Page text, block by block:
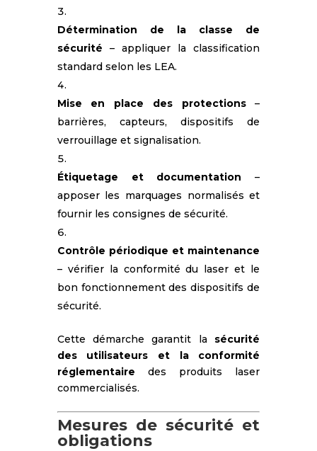
Détermination de la classe de
sécurité – appliquer la classification
standard selon les LEA.
Mise en place des protections–
barrières, capteurs, dispositifs de
verrouillage et signalisation.
Étiquetage et documentation –
apposer les marquages normalisés et
fournir les consignes de sécurité.
Contrôle périodique et maintenance
– vérifier la conformité du laser et le
bon fonctionnement des dispositifs de
sécurité.
Cette démarche garantit la sécurité
des utilisateurs et la conformité
réglementaire des produits laser
commercialisés.
Mesures de sécurité et
obligations